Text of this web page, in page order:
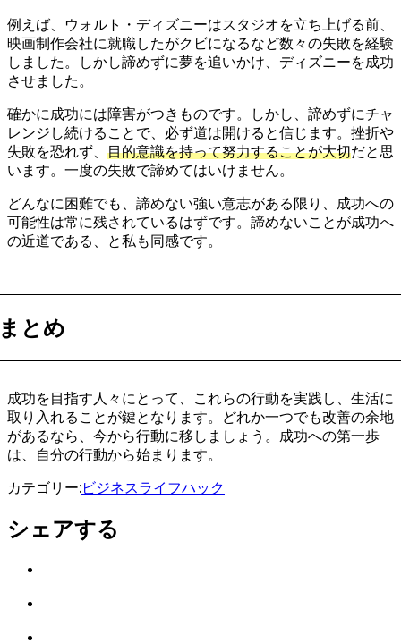
例えば、ウォルト・ディズニーはスタジオを立ち上げる前、
映画制作会社に就職したがクビになるなど数々の失敗を経験
しました。しかし諦めずに夢を追いかけ、ディズニーを成功
させました。
確かに成功には障害がつきものです。しかし、諦めずにチャ
レンジし続けることで、必ず道は開けると信じます。挫折や
失敗を恐れず、 目的意識を持って努力することが大切だと思
います。一度の失敗で諦めてはいけません。
どんなに困難でも、諦めない強い意志がある限り、成功への
可能性は常に残されているはずです。諦めないことが成功へ
の近道である、と私も同感です。
とめ
成功を目指す人々にとって、これらの行動を実践し、生活に
取り入れることが鍵となります。どれか一つでも改善の余地
があるなら、今から行動に移しましょう。成功への第一歩
は、自分の行動から始まります。
カテゴリー:ビジネス ライフハック
シェアする